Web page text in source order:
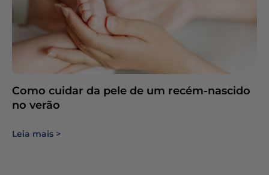
Como cuidar da pele de um recém-nascido
no verão
Leia mais